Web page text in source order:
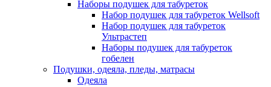
Наборы подушек для табуреток
Набор подушек для табуреток Wellsoft
Набор подушек для табуреток
Ультрастеп
Наборы подушек для табуреток
гобелен
Подушки, одеяла, пледы, матрасы
Одеяла